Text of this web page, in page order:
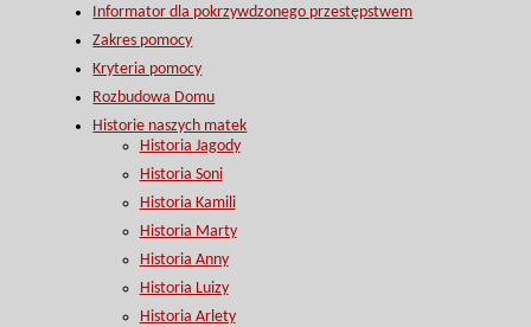
Informator dla pokrzywdzonego przestępstwem
Zakres pomocy
Kryteria pomocy
Rozbudowa Domu
Historie naszych matek
Historia Jagody
Historia Soni
Historia Kamili
Historia Marty
Historia Anny
Historia Luizy
Historia Arlety